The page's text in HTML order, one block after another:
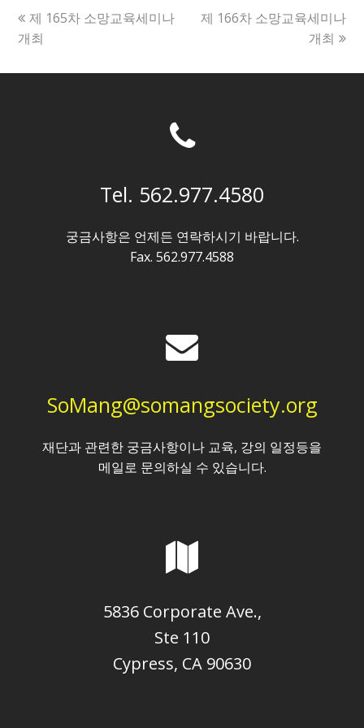
previous
post:
제 165차 소망교육세미나
개최
next
제 166차 소망교육세미나
개최
Tel. 562.977.4580
궁금사항은 언제든 연락하시기 바랍니다.
Fax. 562.977.4588
SoMang@somangsociety.org
재단과 관련한 궁금사항이나 교육, 강의 일정등을
메일로 문의하실 수 있습니다.
5836 Corporate Ave.,
Ste 110
Cypress, CA 90630